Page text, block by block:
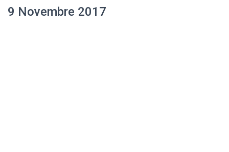
9 Novembre 2017